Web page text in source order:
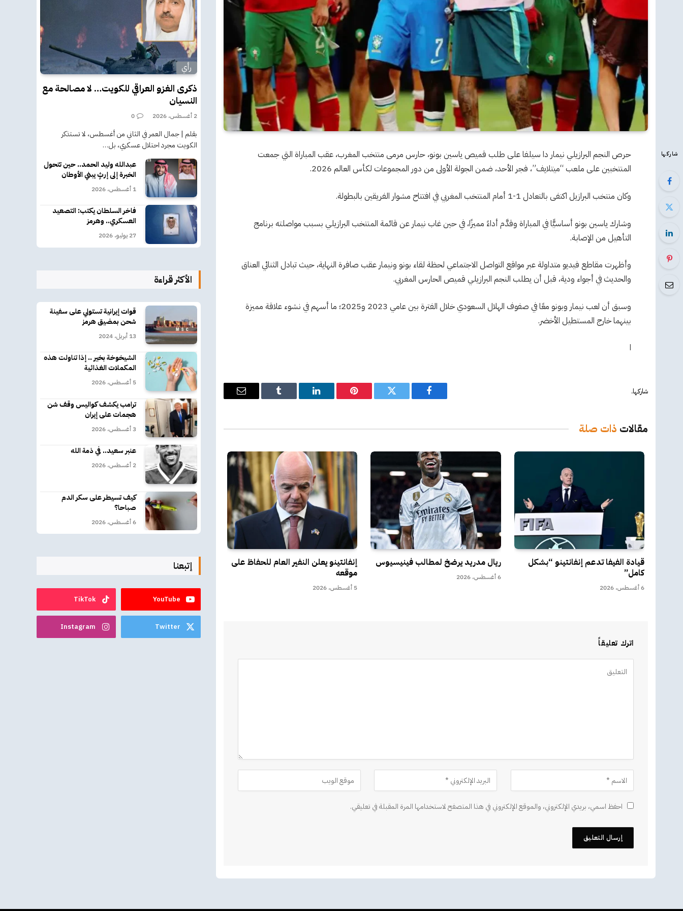
شاركها
حرص النجم البرازيلي نيمار دا سيلفا على طلب قميص ياسين بونو، حارس مرمى منتخب المغرب، عقب المباراة التي جمعت
المنتخبين على ملعب “ميتلايف”، فجر الأحد، ضمن الجولة الأولى من دور المجموعات لكأس العالم 2026.
وكان منتخب البرازيل اكتفى بالتعادل 1-1 أمام المنتخب المغربي في افتتاح مشوار الفريقين بالبطولة.
وشارك ياسين بونو أساسيًّا في المباراة وقدَّم أداءً مميزًا، في حين غاب نيمار عن قائمة المنتخب البرازيلي بسبب مواصلته برنامج
التأهيل من الإصابة.
وأظهرت مقاطع فيديو متداولة عبر مواقع التواصل الاجتماعي لحظة لقاء بونو ونيمار عقب صافرة النهاية، حيث تبادل الثنائي العناق
والحديث في أجواء ودية، قبل أن يطلب النجم البرازيلي قميص الحارس المغربي.
وسبق أن لعب نيمار وبونو معًا في صفوف الهلال السعودي خلال الفترة بين عامي 2023 و2025؛ ما أسهم في نشوء علاقة مميزة
بينهما خارج المستطيل الأخضر.
ا
شاركها.
فيسبوك تويتر بينتيريستلينكدإن Tumblr
البريد
مقالات ذات صلة
قيادة الفيفا تدعم إنفانتينو “بشكل
كامل”
6 أغسطس، 2026
ريال مدريد يرضخ لمطالب فينيسيوس
6 أغسطس، 2026
إنفانتينو يعلن النفير العام للحفاظ على
موقعه
5 أغسطس، 2026
اترك تعليقاً
احفظ اسمي، بريدي الإلكتروني، والموقع الإلكتروني في هذا المتصفح لاستخدامها المرة المقبلة في تعليقي.
رأي
ذكرى الغزو العراقي للكويت… لا مصالحة مع
النسيان
2 أغسطس، 2026 0
بقلم | جمال العمر في الثاني من أغسطس، لا تستذكر
الكويت مجرد احتلال عسكري، بل…
عبدالله وليد الحمد.. حين تتحول
الخبرة إلى إرثٍ يبني الأوطان
1 أغسطس، 2026
فاخر السلطان يكتب: التصعيد
العسكري.. وهرمز
27 يوليو، 2026
الأكثر قراءة
قوات إيرانية تستولي على سفينة
شحن بمضيق هرمز
13 أبريل، 2024
الشيخوخة بخير .. إذا تناولت هذه
المكملات الغذائية
5 أغسطس، 2026
ترامب يكشف كواليس وقف شن
هجمات على إيران
3 أغسطس، 2026
عنبر سعيد.. في ذمة الله
2 أغسطس، 2026
كيف تسيطر على سكر الدم
صباحا؟
6 أغسطس، 2026
إتبعنا
YouTube
TikTok
Twitter
Instagram